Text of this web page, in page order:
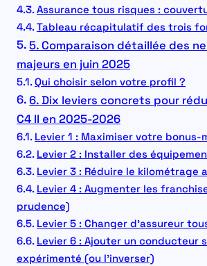
Assurance tous risques :
Tableau récapitulatif des trois
5. Comparaison détaillée des
majeurs en juin 2025
Qui choisir selon votre profil ?
6. Dix leviers concrets pour
C4 II en 2025-2026
Levier 1 : Maximiser votre bonus-
Levier 2 : Installer des
Levier 3 : Réduire le kilométrage
Levier 4 : Augmenter les
prudence)
Levier 5 : Changer d’assureur
Levier 6 : Ajouter un conducteur
expérimenté (ou l’inverser)